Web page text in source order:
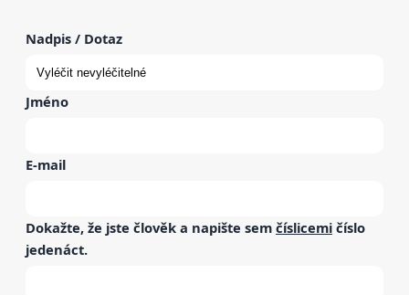
Nadpis / Dotaz
Jméno
E-mail
Dokažte, že jste člověk a napište sem číslicemi číslo
jedenáct.